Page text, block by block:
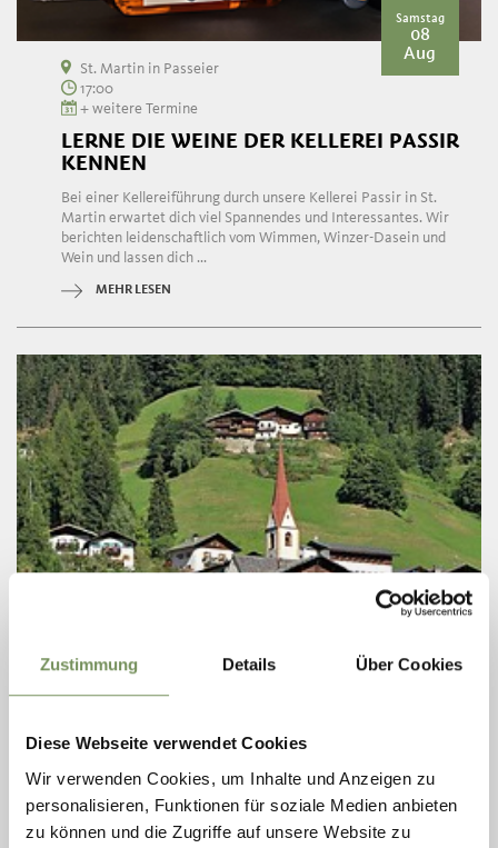
Zustimmung Details Über Cookies
Diese Webseite verwendet Cookies
Wir verwenden Cookies, um Inhalte und Anzeigen zu
personalisieren, Funktionen für soziale Medien anbieten
zu können und die Zugriffe auf unsere Website zu
Samstag
08
Aug
St. Martin in Passeier
17:00
+ weitere Termine
LERNE DIE WEINE DER KELLEREI PASSIR
KENNEN
Bei einer Kellereiführung durch unsere Kellerei Passir in St.
Martin erwartet dich viel Spannendes und Interessantes. Wir
berichten leidenschaftlich vom Wimmen, Winzer-Dasein und
Wein und lassen dich ...
MEHR LESEN
18:00
NIKLASER KIRCHTA: FEUERWEHRPARTY
Ab 20:00 Uhr Live-Musik mit "Smile" und anschließend "DJ
Narrisch"